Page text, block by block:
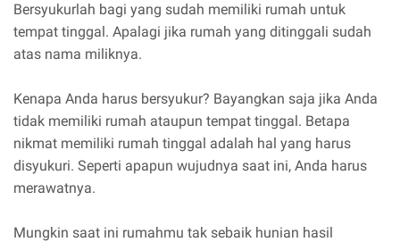
Bersyukurlah bagi yang sudah memiliki rumah untuk
tempat tinggal. Apalagi jika rumah yang ditinggali sudah
atas nama miliknya.
Kenapa Anda harus bersyukur? Bayangkan saja jika Anda
tidak memiliki rumah ataupun tempat tinggal. Betapa
nikmat memiliki rumah tinggal adalah hal yang harus
disyukuri. Seperti apapun wujudnya saat ini, Anda harus
merawatnya.
Mungkin saat ini rumahmu tak sebaik hunian hasil